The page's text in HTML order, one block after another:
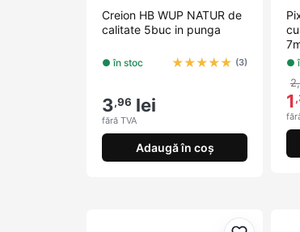
Creion HB WUP NATUR de
calitate 5buc in punga
● în stoc ★★★★★ (3)
3,96 lei
fără TVA
Adaugă în coș
●
1